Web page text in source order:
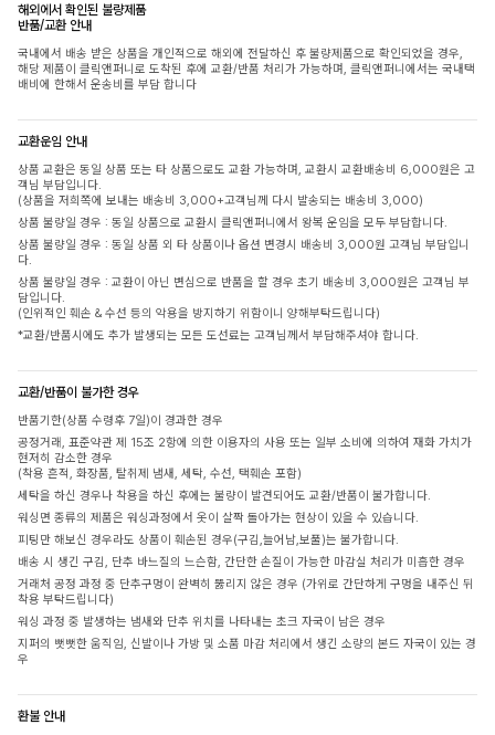
해외에서 확인된 불량제품
반품/교환 안내
국내에서 배송 받은 상품을 개인적으로 해외에 전달하신 후 불량제품으로 확인되었을 경우,
해당 제품이 클릭앤퍼니로 도착된 후에 교환/반품 처리가 가능하며, 클릭앤퍼니에서는 국내택
배비에 한해서 운송비를 부담 합니다
교환운임 안내
상품 교환은 동일 상품 또는 타 상품으로도 교환 가능하며, 교환시 교환배송비 6,000원은 고
객님 부담입니다.
(상품을 저희쪽에 보내는 배송비 3,000+고객님께 다시 발송되는 배송비 3,000)
상품 불량일 경우 : 동일 상품으로 교환시 클릭앤퍼니에서 왕복 운임을 모두 부담합니다.
상품 불량일 경우 : 동일 상품 외 타 상품이나 옵션 변경시 배송비 3,000원 고객님 부담입니
다.
상품 불량일 경우 : 교환이 아닌 변심으로 반품을 할 경우 초기 배송비 3,000원은 고객님 부
담입니다.
(인위적인 훼손 & 수선 등의 악용을 방지하기 위함이니 양해부탁드립니다)
*교환/반품시에도 추가 발생되는 모든 도선료는 고객님께서 부담해주셔야 합니다.
교환/반품이 불가한 경우
반품기한(상품 수령후 7일)이 경과한 경우
공정거래, 표준약관 제 15조 2항에 의한 이용자의 사용 또는 일부 소비에 의하여 재화 가치가
현저히 감소한 경우
(착용 흔적, 화장품, 탈취제 냄새, 세탁, 수선, 택훼손 포함)
세탁을 하신 경우나 착용을 하신 후에는 불량이 발견되어도 교환/반품이 불가합니다.
워싱면 종류의 제품은 워싱과정에서 옷이 살짝 돌아가는 현상이 있을 수 있습니다.
피팅만 해보신 경우라도 상품이 훼손된 경우(구김,늘어남,보풀)는 불가합니다.
배송 시 생긴 구김, 단추 바느질의 느슨함, 간단한 손질이 가능한 마감실 처리가 미흡한 경우
거래처 공정 과정 중 단추구멍이 완벽히 뚫리지 않은 경우 (가위로 간단하게 구멍을 내주신 뒤
착용 부탁드립니다)
워싱 과정 중 발생하는 냄새와 단추 위치를 나타내는 초크 자국이 남은 경우
지퍼의 뻣뻣한 움직임, 신발이나 가방 및 소품 마감 처리에서 생긴 소량의 본드 자국이 있는 경
우
환불 안내